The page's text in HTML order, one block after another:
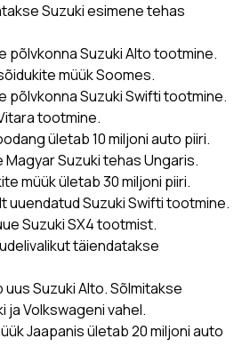
Suzuki esimene tehas
põlvkonna Suzuki Alto tootmine.
müük Soomes.
põlvkonna Suzuki Swifti tootmine.
tootmine.
ületab 10 miljoni auto piiri.
Magyar Suzuki tehas Ungaris.
müük ületab 30 miljoni piiri.
uuendatud Suzuki Swifti tootmine.
Suzuki SX4 tootmist.
täiendatakse
uus Suzuki Alto. Sõlmitakse
Volkswageni vahel.
Jaapanis ületab 20 miljoni auto